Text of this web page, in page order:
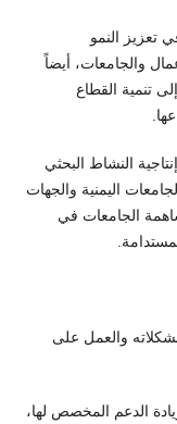
تعزيز النمو
والجامعات، أيضاً
تنمية القطاع
النشاط البحثي
اليمنية والجهات
الجامعات في
والعمل على
الدعم المخصص لها،